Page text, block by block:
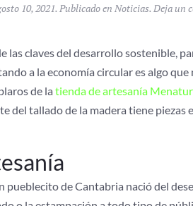
10, 2021. Publicado en Noticias. Deja un
las claves del desarrollo sostenible,
a la economía circular es algo que
de la tienda de artesanía
del tallado de la madera tiene piezas
pueblecito de Cantabria nació del